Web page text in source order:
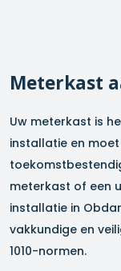
Meterkast
Uw meterkast is
installatie en
meterkast of een
installatie in
vakkundige en
1010-normen.